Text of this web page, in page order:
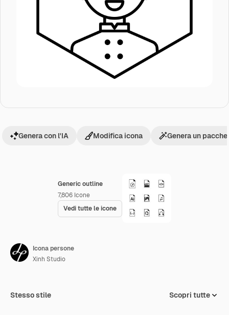
Generic outline
7,806 Icone
Vedi tutte le icone
Genera con l'IA Modifica icona Genera un
Icona persone
Xinh Studio
Stesso stile Scopri tutte